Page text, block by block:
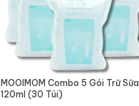
MOOIMOM Combo 5 Gói Trữ Sữa
120ml (30 Túi)